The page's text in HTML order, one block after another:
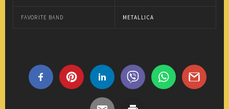
FAVORITE BAND METALLICA